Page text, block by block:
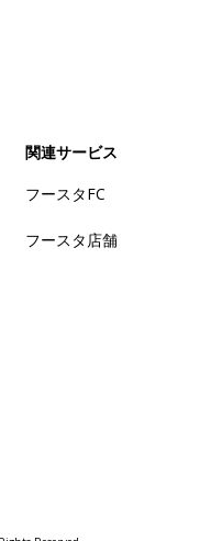
関連サービス
フースタFC
フースタ店舗